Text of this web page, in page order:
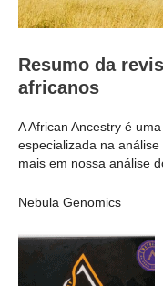
Resumo da
africanos
A African Ancestry é
especializada na
mais em nossa análise
Nebula Genomics